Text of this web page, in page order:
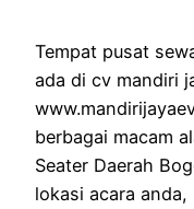
Tempat pusat
ada di cv mandiri
berbagai macam
Seater Daerah
lokasi acara